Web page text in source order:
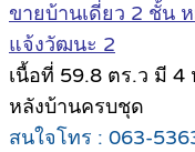
ขายบ้านเดี่ยว 2 ชั้น
แจ้งวัฒนะ 2
เนื้อที่ 59.8 ตร.ว มี
หลังบ้านครบชุด
สนใจโทร : 063-